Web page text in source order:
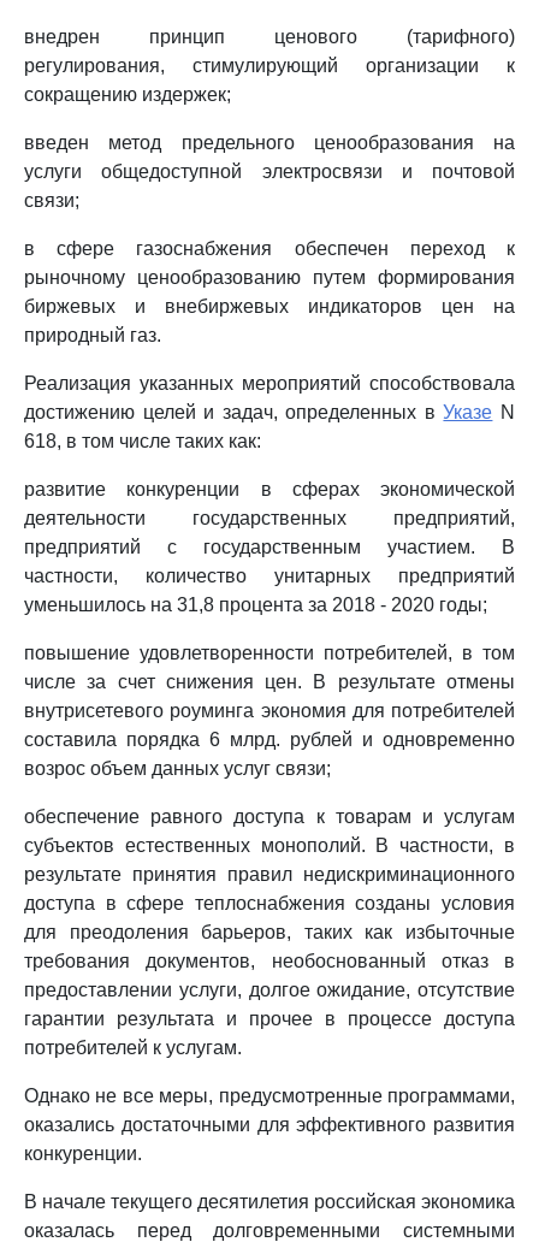
внедрен принцип ценового (тарифного)
регулирования, стимулирующий организации к
сокращению издержек;
введен метод предельного ценообразования на
услуги общедоступной электросвязи и почтовой
связи;
в сфере газоснабжения обеспечен переход к
рыночному ценообразованию путем формирования
биржевых и внебиржевых индикаторов цен на
природный газ.
Реализация указанных мероприятий способствовала
достижению целей и задач, определенных вУказе N
618, в том числе таких как:
развитие конкуренции в сферах экономической
деятельности государственных предприятий,
предприятий с государственным участием. В
частности, количество унитарных предприятий
уменьшилось на 31,8 процента за 2018 - 2020 годы;
повышение удовлетворенности потребителей, в том
числе за счет снижения цен. В результате отмены
внутрисетевого роуминга экономия для потребителей
составила порядка 6 млрд. рублей и одновременно
возрос объем данных услуг связи;
обеспечение равного доступа к товарам и услугам
субъектов естественных монополий. В частности, в
результате принятия правил недискриминационного
доступа в сфере теплоснабжения созданы условия
для преодоления барьеров, таких как избыточные
требования документов, необоснованный отказ в
предоставлении услуги, долгое ожидание, отсутствие
гарантии результата и прочее в процессе доступа
потребителей к услугам.
Однако не все меры, предусмотренные программами,
оказались достаточными для эффективного развития
конкуренции.
В начале текущего десятилетия российская экономика
оказалась перед долговременными системными